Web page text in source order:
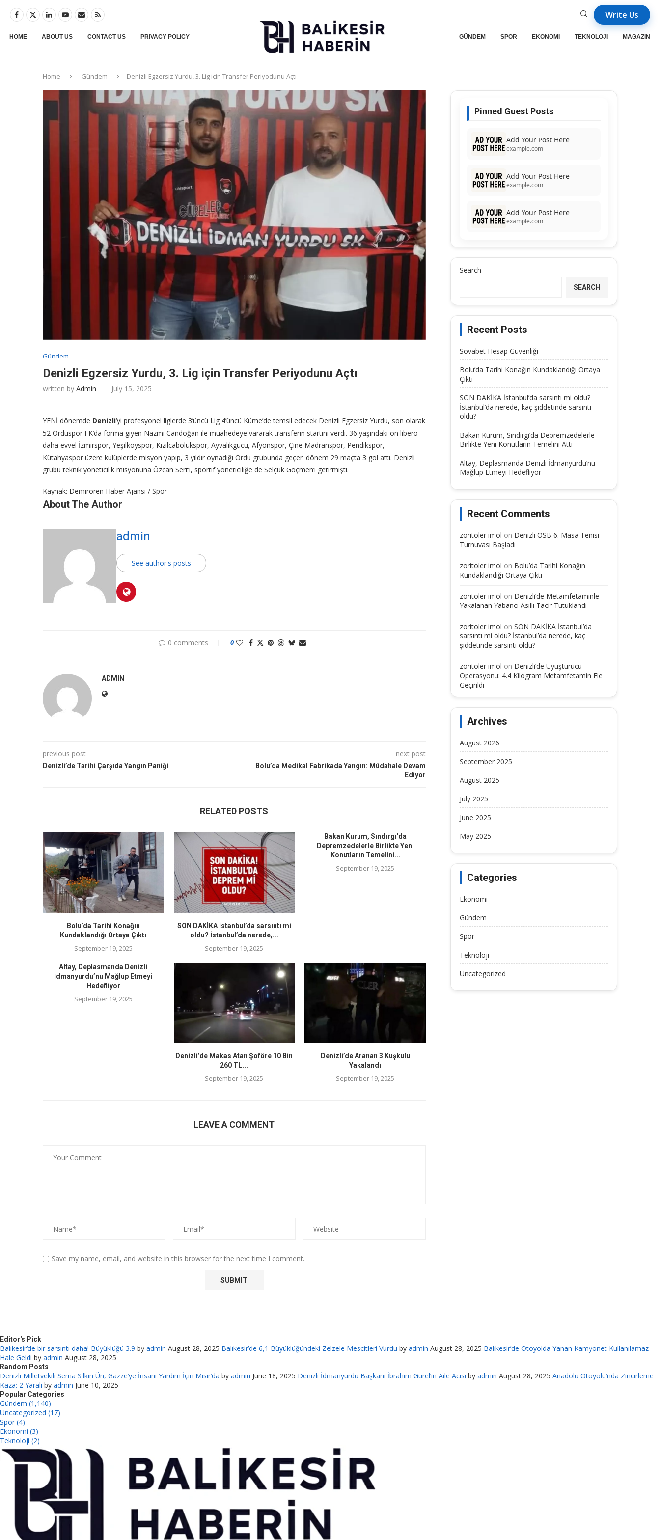
Write Us
HOME ABOUT US CONTACT US PRIVACY POLICY GÜNDEM SPOR EKONOMI TEKNOLOJI MAGAZIN
Home Gündem Denizli Egzersiz Yurdu, 3. Lig için Transfer Periyodunu Açtı
Gündem
Denizli Egzersiz Yurdu, 3. Lig için Transfer Periyodunu Açtı
written by Admin July 15, 2025
YENİ dönemde Denizli‘yi profesyonel liglerde 3’üncü Lig 4’üncü Küme’de temsil edecek Denizli Egzersiz Yurdu, son olarak
52 Orduspor FK’da forma giyen Nazmi Candoğan ile muahedeye vararak transferin startını verdi. 36 yaşındaki ön libero
daha evvel İzmirspor, Yeşilköyspor, Kızılcabölükspor, Ayvalıkgücü, Afyonspor, Çine Madranspor, Pendikspor,
Kütahyaspor üzere kulüplerde misyon yapıp, 3 yıldır oynadığı Ordu grubunda geçen dönem 29 maçta 3 gol attı. Denizli
grubu teknik yöneticilik misyonuna Özcan Sert’i, sportif yöneticiliğe de Selçuk Göçmen’i getirmişti.
Kaynak: Demirören Haber Ajansı / Spor
About The Author
admin
See author's posts
0 comments 0
ADMIN
previous post
Denizli’de Tarihi Çarşıda Yangın Paniği
next post
Bolu’da Medikal Fabrikada Yangın: Müdahale Devam
Ediyor
RELATED POSTS
Bolu’da Tarihi Konağın
Kundaklandığı Ortaya Çıktı
September 19, 2025
SON DAKİKA İstanbul’da sarsıntı mi
oldu? İstanbul’da nerede,...
September 19, 2025
Bakan Kurum, Sındırgı’da
Depremzedelerle Birlikte Yeni
Konutların Temelini...
September 19, 2025
Altay, Deplasmanda Denizli
İdmanyurdu’nu Mağlup Etmeyi
Hedefliyor
September 19, 2025
Denizli’de Makas Atan Şoföre 10 Bin
260 TL...
September 19, 2025
Denizli’de Aranan 3 Kuşkulu
Yakalandı
September 19, 2025
LEAVE A COMMENT
Save my name, email, and website in this browser for the next time I comment.
Pinned Guest Posts
Add Your Post Here
example.com
Add Your Post Here
example.com
Add Your Post Here
example.com
Search
SEARCH
Recent Posts
Sovabet Hesap Güvenliği
Bolu’da Tarihi Konağın Kundaklandığı Ortaya
Çıktı
SON DAKİKA İstanbul’da sarsıntı mi oldu?
İstanbul’da nerede, kaç şiddetinde sarsıntı
oldu?
Bakan Kurum, Sındırgı’da Depremzedelerle
Birlikte Yeni Konutların Temelini Attı
Altay, Deplasmanda Denizli İdmanyurdu’nu
Mağlup Etmeyi Hedefliyor
Recent Comments
zoritoler imol on Denizli OSB 6. Masa Tenisi
Turnuvası Başladı
zoritoler imol on Bolu’da Tarihi Konağın
Kundaklandığı Ortaya Çıktı
zoritoler imol on Denizli’de Metamfetaminle
Yakalanan Yabancı Asıllı Tacir Tutuklandı
zoritoler imol on SON DAKİKA İstanbul’da
sarsıntı mi oldu? İstanbul’da nerede, kaç
şiddetinde sarsıntı oldu?
zoritoler imol on Denizli’de Uyuşturucu
Operasyonu: 4.4 Kilogram Metamfetamin Ele
Geçirildi
Archives
August 2026
September 2025
August 2025
July 2025
June 2025
May 2025
Categories
Ekonomi
Gündem
Spor
Teknoloji
Uncategorized
Editor's Pick
Balıkesir’de bir sarsıntı daha! Büyüklüğü 3.9 by admin August 28, 2025 Balıkesir’de 6,1 Büyüklüğündeki Zelzele Mescitleri Vurdu by admin August 28, 2025 Balıkesir’de Otoyolda Yanan Kamyonet Kullanılamaz
Hale Geldi by admin August 28, 2025
Random Posts
Denizli Milletvekili Sema Silkin Ün, Gazze’ye İnsani Yardım İçin Mısır’da by admin June 18, 2025 Denizli İdmanyurdu Başkanı İbrahim Gürel’in Aile Acısı by admin August 28, 2025 Anadolu Otoyolu’nda Zincirleme
Kaza: 2 Yaralı by admin June 10, 2025
Popular Categories
Gündem (1,140)
Uncategorized (17)
Spor (4)
Ekonomi (3)
Teknoloji (2)